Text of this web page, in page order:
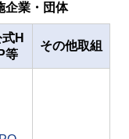
企業・団体
H
P等
その他取組